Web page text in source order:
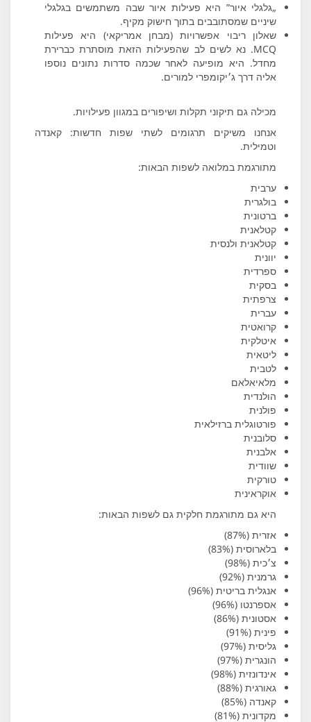
„גלגלי איור” היא פעילות איור שבה משתמשים בגלגלי
שיניים שמסתובבים בתוך חישוק מקיף.
שאלון ריבוי אפשרויות (מבחן אמריקאי) היא פעילות
MCQ. נא לשים לב שהפעילות הזאת מוסתרת כברירת
מחדל. היא מופיעה לאחר שכמה סדרות נתונים נוספו
אליה דרך ג׳יקומפרי למורים.
מכילה גם תיקוני תקלות ושיפורים במגוון פעילויות.
אנחנו משיקים תרגומים לשתי שפות חדשות: קאנדה
וטמילית.
מתורגמת במלואה לשפות הבאות:
ערבית
בולגרית
ברטונית
קטלאנית
קטלאנית ולנסית
יוונית
ספרדית
בסקית
צרפתית
עברית
קרואטית
איטלקית
ליטאית
לטבית
מלאיאלאם
הולנדית
פולנית
פורטוגלית ברזילאית
סלובנית
אלבנית
שוודית
טורקית
אוקראינית
היא גם מתורגמת חלקית גם לשפות הבאות:
אזרית (87%)
בלארוסית (83%)
צ׳כית (98%)
גרמנית (92%)
אנגלית בריטית (96%)
אספרנטו (96%)
אסטונית (86%)
פינית (91%)
גליסית (97%)
הונגרית (97%)
אינדונזית (98%)
גאורגית (88%)
קאנדה (85%)
מקדונית (81%)